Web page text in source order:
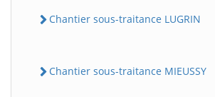
Chantier sous-traitance LUGRIN
Chantier sous-traitance MIEUSSY